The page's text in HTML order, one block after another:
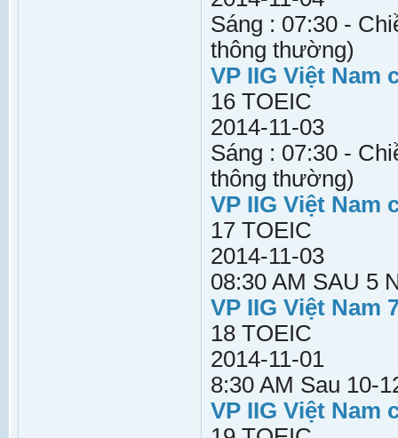
Sáng : 07:30 -
thông thường)
VP IIG Việt Nam
16 TOEIC
2014-11-03
Sáng : 07:30 -
thông thường)
VP IIG Việt Nam
17 TOEIC
2014-11-03
08:30 AM SAU 5
VP IIG Việt Nam
18 TOEIC
2014-11-01
8:30 AM Sau 10-
VP IIG Việt Nam